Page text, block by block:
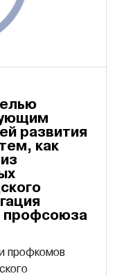
развития
как
профсоюза
профкомов